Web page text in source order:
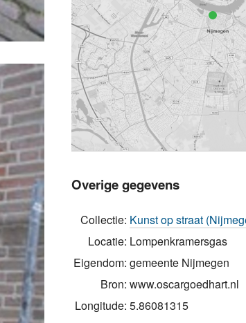
Overige gegevens
Collectie: Kunst op straat
Locatie: Lompenkramersgas
Eigendom: gemeente Nijmegen
Bron: www.oscargoedhart.nl
Longitude: 5.86081315